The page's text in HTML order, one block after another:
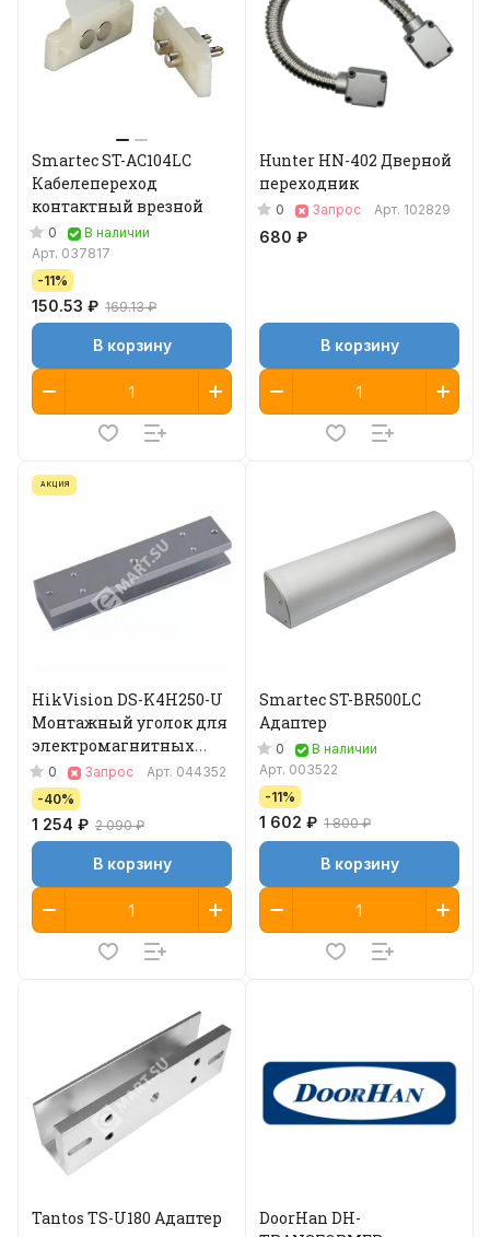
Smartec ST-AC104LC
Кабелепереход
контактный врезной
0
В наличии
Арт. 037817
-11%
150.53 ₽ 169.13 ₽
В корзину
Hunter HN-402 Дверной
переходник
0 Запрос Арт. 102829
680 ₽
В корзину
АКЦИЯ
HikVision DS-K4H250-U
Монтажный уголок для
электромагнитных
замков
0 Запрос Арт. 044352
-40%
1 254 ₽ 2 090 ₽
В корзину
Smartec ST-BR500LC
Адаптер
0
В наличии
Арт. 003522
-11%
1 602 ₽ 1 800 ₽
В корзину
Tantos TS-U180 Адаптер
DoorHan DH-